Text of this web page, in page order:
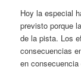
Hoy la especial
previsto porque
de la pista. Los
consecuencias
en